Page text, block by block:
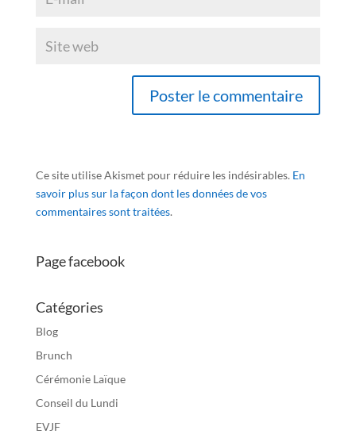
Ce site utilise Akismet pour réduire les indésirables. En
savoir plus sur la façon dont les données de vos
commentaires sont traitées.
Page facebook
Catégories
Blog
Brunch
Cérémonie Laïque
Conseil du Lundi
EVJF